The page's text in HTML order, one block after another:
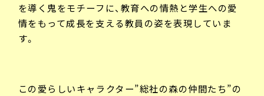
を導く鬼をモチーフに、教育への情熱と学生への愛
情をもって成長を支える教員の姿を表現していま
す。
この愛らしいキャラクター”総社の森の仲間たち”の